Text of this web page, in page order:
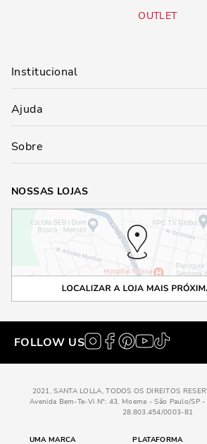
OUTLET
Institucional
Ajuda
Sobre
NOSSAS LOJAS
FOLLOW US
2021, SANTA LOLLA, TODOS OS DIREITOS
Avenida Bem-Te-Vi N°: 43, Moema - São Paulo/SP
28.803.454/0003-81
UMA MARCA PLATAFORMA